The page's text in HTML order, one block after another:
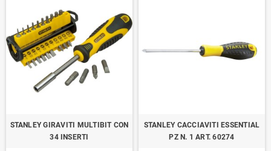
STANLEY GIRAVITI MULTIBIT CON
34 INSERTI
STANLEY CACCIAVITI ESSENTIAL
PZ N. 1 ART. 60274